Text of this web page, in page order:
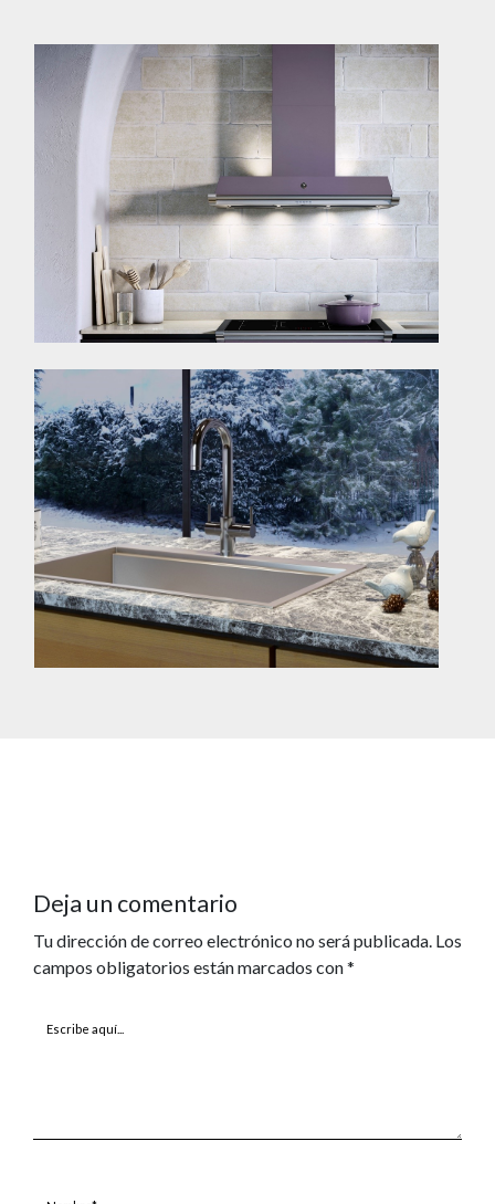
Deja un comentario
Tu dirección de correo electrónico no será publicada. Los
campos obligatorios están marcados con*
Escribe